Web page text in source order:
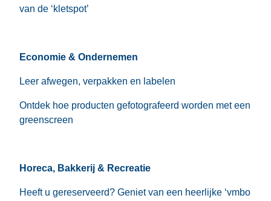
van de ‘kletspot’
Economie & Ondernemen
Leer afwegen, verpakken en labelen
Ontdek hoe producten gefotografeerd worden met een
greenscreen
Horeca, Bakkerij & Recreatie
Heeft u gereserveerd? Geniet van een heerlijke ‘vmbo